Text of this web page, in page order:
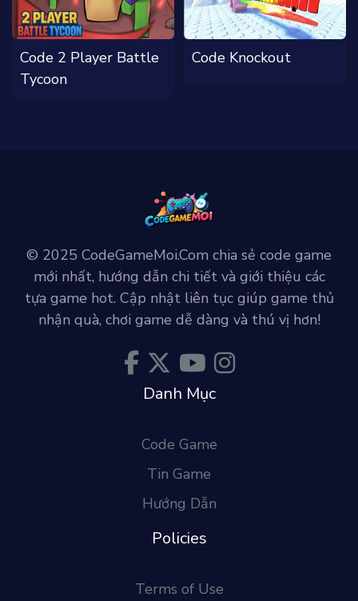
Code 2 Player Battle
Tycoon
Code Knockout
© 2025 CodeGameMoi.Com chia sẻ code game
mới nhất, hướng dẫn chi tiết và giới thiệu các
tựa game hot. Cập nhật liên tục giúp game thủ
nhận quà, chơi game dễ dàng và thú vị hơn!
Danh Mục
Code Game
Tin Game
Hướng Dẫn
Policies
Terms of Use